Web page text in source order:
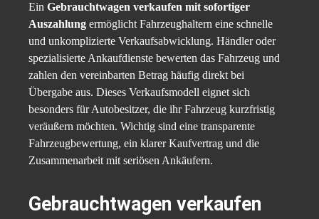
Ein Gebrauchtwagen verkaufen mit sofortiger
Auszahlung ermöglicht Fahrzeughaltern eine schnelle
und unkomplizierte Verkaufsabwicklung. Händler oder
spezialisierte Ankaufdienste bewerten das Fahrzeug und
zahlen den vereinbarten Betrag häufig direkt bei
Übergabe aus. Dieses Verkaufsmodell eignet sich
besonders für Autobesitzer, die ihr Fahrzeug kurzfristig
veräußern möchten. Wichtig sind eine transparente
Fahrzeugbewertung, ein klarer Kaufvertrag und die
Zusammenarbeit mit seriösen Ankäufern.
Gebrauchtwagen verkaufen